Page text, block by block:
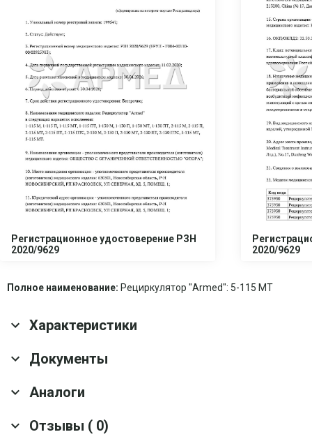
Регистрационное удостоверение РЗН
2020/9629
2020/9629
Полное наименование: Рециркулятор "Armed": 5-115 МТ
Характеристики
Основные характеристики
Гарантия
Документы
Скачать все документы
Аналоги
Рециркулятор бактерицидный Армед 3-115
Отзывы ( 0)